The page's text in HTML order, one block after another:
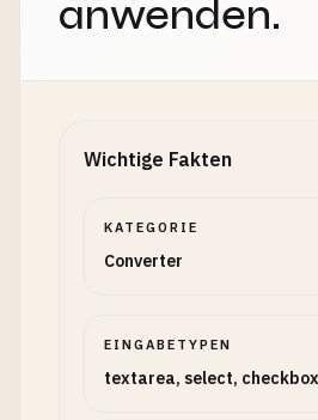
anwenden.
Wichtige Fakten
KATEGORIE
Converter
EINGABETYPEN
textarea, select,